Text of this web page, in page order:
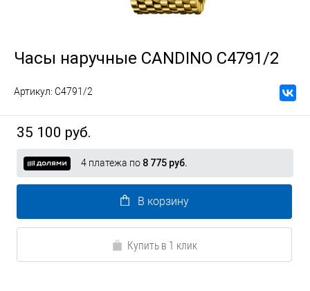
Часы наручные CANDINO C4791/2
Артикул: C4791/2
35 100 руб.
4 платежа по 8 775 руб.
В корзину
Купить в 1 клик